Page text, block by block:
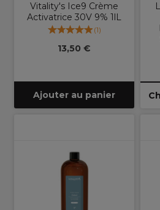
Vitality's Ice9 Crème
Activatrice 30V 9% 1lL
(1)
13,50 €
Ajouter au panier